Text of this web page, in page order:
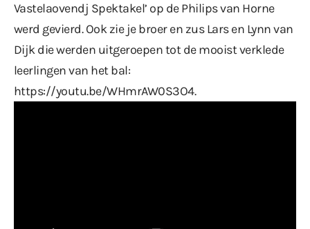
Vastelaovendj Spektakel’ op de Philips van Horne
werd gevierd. Ook zie je broer en zus Lars en Lynn van
Dijk die werden uitgeroepen tot de mooist verklede
leerlingen van het bal:
https://youtu.be/WHmrAW0S3O4.